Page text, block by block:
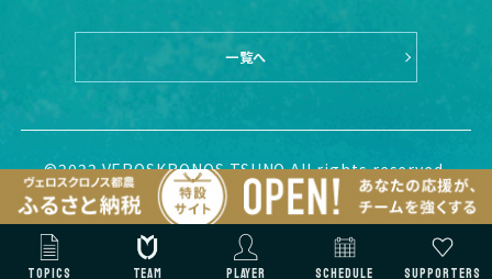
一覧へ
©2022 VEROSKRONOS TSUNO All rights reserved.
TOPICS TEAM PLAYER SCHEDULE SUPPORTERS